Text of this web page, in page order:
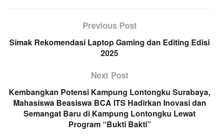
Previous Post
Simak Rekomendasi Laptop Gaming dan Editing Edisi
2025
Next Post
Kembangkan Potensi Kampung Lontongku Surabaya,
Mahasiswa Beasiswa BCA ITS Hadirkan Inovasi dan
Semangat Baru di Kampung Lontongku Lewat
Program “Bukti Bakti”